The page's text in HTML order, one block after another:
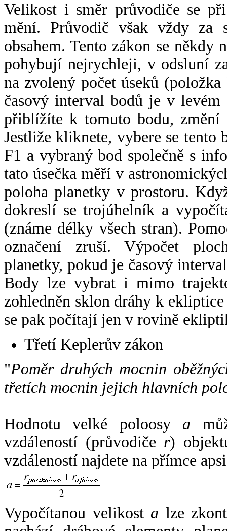
Velikost i směr průvodiče se
mění. Průvodič však vždy za
obsahem. Tento zákon se někdy
pohybují nejrychleji, v odsluní
na zvolený počet úseků
časový interval bodů je v
přiblížíte k tomuto bodu,
Jestliže kliknete, vybere se tento
F1 a vybraný bod společně s
tato úsečka měří v
poloha planetky v prostoru.
dokreslí se trojúhelník a
(známe délky všech stran).
označení zruší. Výpočet
planetky, pokud je časový
Body lze vybrat i mimo
zohledněn sklon dráhy k
se pak počítají jen v rovině
Třetí Keplerův zákon
"Poměr druhých mocnin
třetích mocnin jejich hlavních
Hodnotu velké poloosy a
vzdáleností (průvodiče r)
vzdáleností najdete na přímce
Vypočítanou velikost a lze